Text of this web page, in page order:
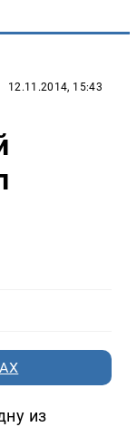
12.11.2014, 15:43
из